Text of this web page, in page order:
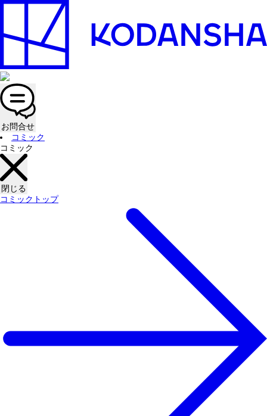
お問合せ
コミック
コミック
閉じる
コミックトップ